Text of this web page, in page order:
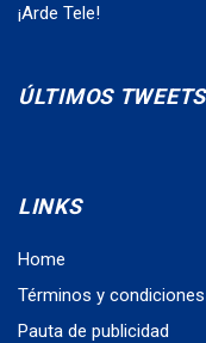
¡Arde Tele!
ÚLTIMOS TWEETS
LINKS
Home
Términos y condiciones
Pauta de publicidad